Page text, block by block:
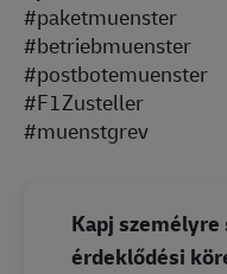
#paketmuenster
#betriebmuenster
#postbotemuenster
#F1Zusteller
#muenstgrev
Kapj
érdeklődési